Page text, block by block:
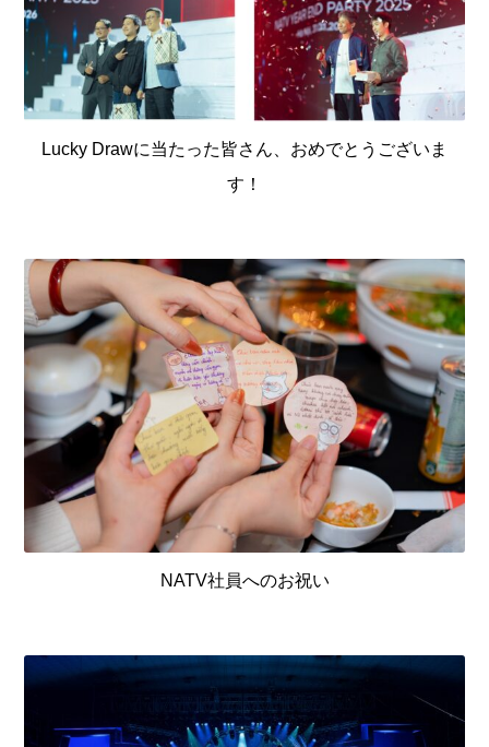
Lucky Drawに当たった皆さん、おめでとうございま
す！
NATV社員へのお祝い